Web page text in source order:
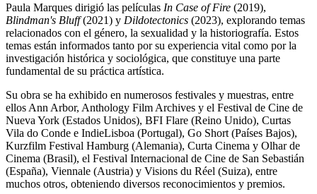
Paula Marques dirigió las películas In Case of Fire (2019),
Blindman's Bluff(2021) y Dildotectonics (2023), explorando temas
relacionados con el género, la sexualidad y la historiografía. Estos
temas están informados tanto por su experiencia vital como por la
investigación histórica y sociológica, que constituye una parte
fundamental de su práctica artística.
Su obra se ha exhibido en numerosos festivales y muestras, entre
ellos Ann Arbor, Anthology Film Archives y el Festival de Cine de
Nueva York (Estados Unidos), BFI Flare (Reino Unido), Curtas
Vila do Conde e IndieLisboa (Portugal), Go Short (Países Bajos),
Kurzfilm Festival Hamburg (Alemania), Curta Cinema y Olhar de
Cinema (Brasil), el Festival Internacional de Cine de San Sebastián
(España), Viennale (Austria) y Visions du Réel (Suiza), entre
muchos otros, obteniendo diversos reconocimientos y premios.